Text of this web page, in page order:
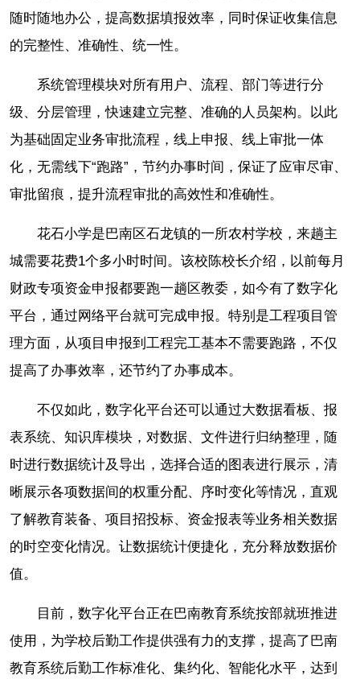
随时随地办公，提高数据填报效率，同时保证收集信息
的完整性、准确性、统一性。
系统管理模块对所有用户、流程、部门等进行分
级、分层管理，快速建立完整、准确的人员架构。以此
为基础固定业务审批流程，线上申报、线上审批一体
化，无需线下“跑路”，节约办事时间，保证了应审尽审、
审批留痕，提升流程审批的高效性和准确性。
花石小学是巴南区石龙镇的一所农村学校，来趟主
城需要花费1个多小时时间。该校陈校长介绍，以前每月
财政专项资金申报都要跑一趟区教委，如今有了数字化
平台，通过网络平台就可完成申报。特别是工程项目管
理方面，从项目申报到工程完工基本不需要跑路，不仅
提高了办事效率，还节约了办事成本。
不仅如此，数字化平台还可以通过大数据看板、报
表系统、知识库模块，对数据、文件进行归纳整理，随
时进行数据统计及导出，选择合适的图表进行展示，清
晰展示各项数据间的权重分配、序时变化等情况，直观
了解教育装备、项目招投标、资金报表等业务相关数据
的时空变化情况。让数据统计便捷化，充分释放数据价
值。
目前，数字化平台正在巴南教育系统按部就班推进
使用，为学校后勤工作提供强有力的支撑，提高了巴南
教育系统后勤工作标准化、集约化、智能化水平，达到